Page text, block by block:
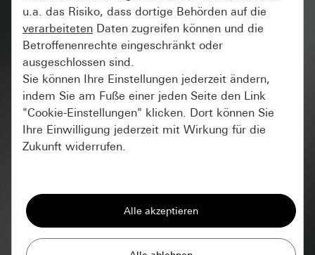
#Neubau
u.a. das Risiko, dass dortige Behörden auf die
verarbeiteten Daten zugreifen können und die
Betroffenenrechte eingeschränkt oder
ausgeschlossen sind.
Sie können Ihre Einstellungen jederzeit ändern,
indem Sie am Fuße einer jeden Seite den Link
"Cookie-Einstellungen" klicken. Dort können Sie
Ihre Einwilligung jederzeit mit Wirkung für die
Zukunft widerrufen.
Alle Cookies, die wir benötigen um Ihnen die